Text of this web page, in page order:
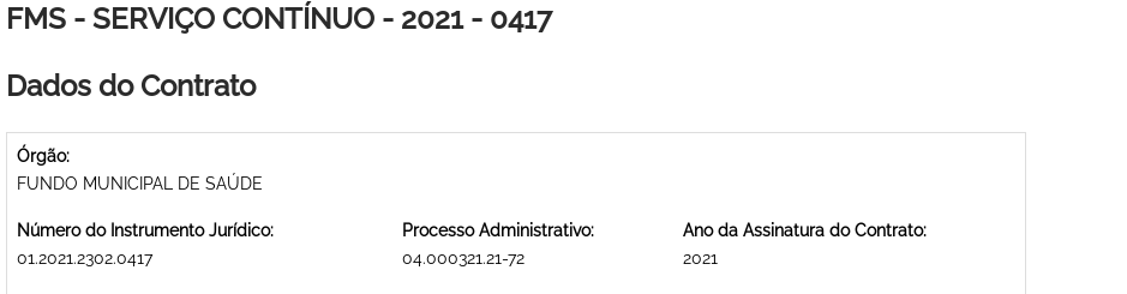
FMS - SERVIÇO CONTÍNUO - 2021 - 0417
Dados do Contrato
Órgão:
FUNDO MUNICIPAL DE SAÚDE
Número do Instrumento Jurídico:
01.2021.2302.0417
Processo Administrativo:
04.000321.21-72
Ano da Assinatura do Contrato:
2021